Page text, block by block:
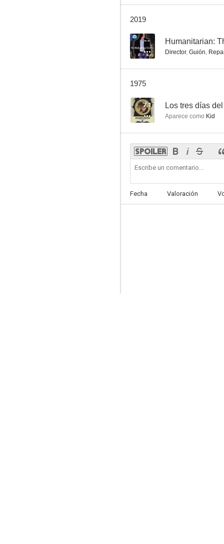
2019
-- Humanitarian:
Director, Guión,
1975
7.1 Los tres días
Aparece como Kid
Fecha Valoración